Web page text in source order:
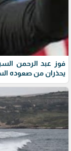
فوز عبد الرحمن
يحذران من صعوده